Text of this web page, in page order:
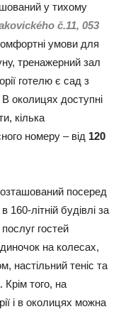
у тихому
č.11, 053
умови для
тренажерний зал
готелю є сад з
околицях доступні
кілька
номеру – від 120
посеред
літній будівлі за
гостей
на колесах,
настільний теніс та
того, на
і в околицях можна